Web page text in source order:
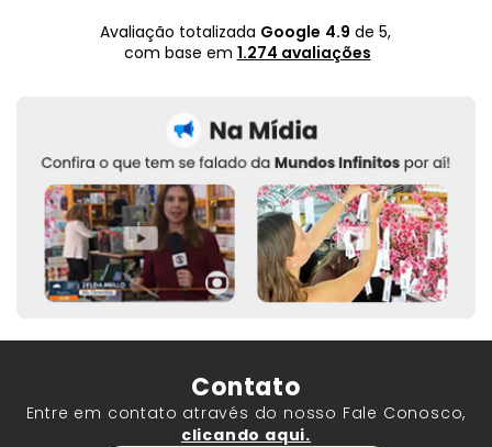
Avaliação totalizada Google 4.9 de 5,
com base em 1.274 avaliações
Contato
Entre em contato através do nosso Fale Conosco,
clicando aqui.